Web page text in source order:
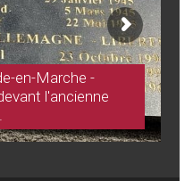
en-Marche -
l'ancienne